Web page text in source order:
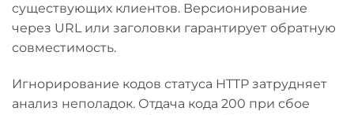
существующих клиентов. Версионирование
через URL или заголовки гарантирует обратную
совместимость.
Игнорирование кодов статуса HTTP затрудняет
анализ неполадок. Отдача кода 200 при сбое